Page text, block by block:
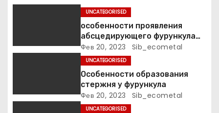
и
я
UNCATEGORISED
особенности проявления
абсцедирующего фурункула
код по МКБ-10
Фев 20, 2023 Sib_ecometal
UNCATEGORISED
Особенности образования
стержня у фурункула
Фев 20, 2023 Sib_ecometal
UNCATEGORISED